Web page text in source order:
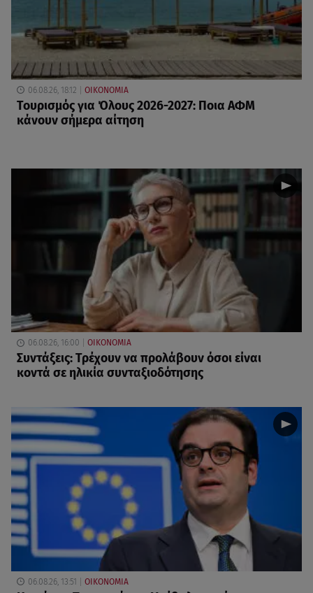
06.08.26, 18:12 ΟΙΚΟΝΟΜΙΑ
Τουρισμός για Όλους 2026-2027: Ποια ΑΦΜ
κάνουν σήμερα αίτηση
06.08.26, 16:00 ΟΙΚΟΝΟΜΙΑ
Συντάξεις: Τρέχουν να προλάβουν όσοι είναι
κοντά σε ηλικία συνταξιοδότησης
06.08.26, 13:51 ΟΙΚΟΝΟΜΙΑ